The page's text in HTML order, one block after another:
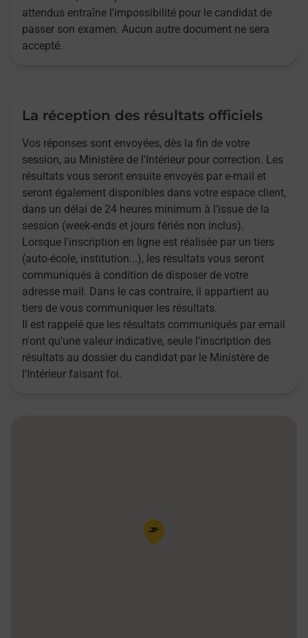
attendus entraîne l'impossibilité pour le candidat de
passer son examen. Aucun autre document ne sera
accepté.
La réception des résultats officiels
Vos réponses sont envoyées, dès la fin de votre
session, au Ministère de l'Intérieur pour correction. Les
résultats vous seront ensuite envoyés par e-mail et
seront également disponibles dans votre espace client,
dans un délai de 24 heures minimum à l'issue de la
session (week-ends et jours fériés non inclus).
Lorsque l'inscription en ligne est réalisée par un tiers
(auto-école, institution...), les résultats vous seront
communiqués à condition de disposer de votre
adresse mail. Dans le cas contraire, il appartient au
tiers de vous communiquer les résultats.
Il est rappelé que les résultats communiqués par email
n'ont qu'une valeur indicative, seule l'inscription des
résultats au dossier du candidat par le Ministère de
l'Intérieur faisant foi.
Pin de la carte